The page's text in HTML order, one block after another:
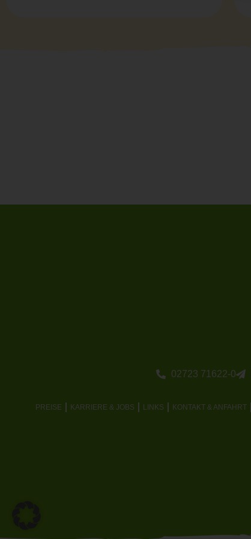
02723 71622-0
PREISE KARRIERE & JOBS LINKS KONTAKT & ANFAHRT